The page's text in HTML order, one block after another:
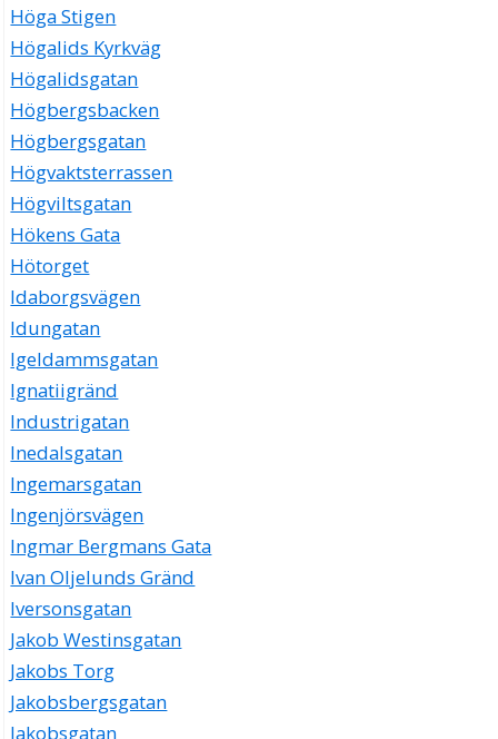
Höga Stigen
Högalids Kyrkväg
Högalidsgatan
Högbergsbacken
Högbergsgatan
Högvaktsterrassen
Högviltsgatan
Hökens Gata
Hötorget
Idaborgsvägen
Idungatan
Igeldammsgatan
Ignatiigränd
Industrigatan
Inedalsgatan
Ingemarsgatan
Ingenjörsvägen
Ingmar Bergmans Gata
Ivan Oljelunds Gränd
Iversonsgatan
Jakob Westinsgatan
Jakobs Torg
Jakobsbergsgatan
Jakobsgatan